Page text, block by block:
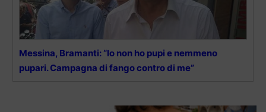
Messina, Bramanti: “Io non ho pupi e nemmeno
pupari. Campagna di fango contro di me”